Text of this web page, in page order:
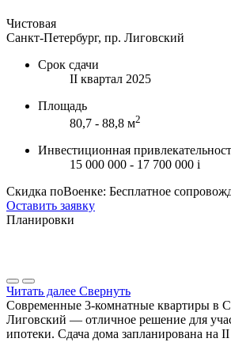
Чистовая
Санкт-Петербург, пр. Лиговский
Срок сдачи
II квартал 2025
Площадь
80,7 - 88,8 м2
Инвестиционная
15 000 000 - 17 700 000 i
Скидка поВоенке: Бесплатное
Оставить заявку
Планировки
Читать далее Свернуть
Современные 3-комнатные квартиры в
Лиговский — отличное решение для
ипотеки. Сдача дома запланирована на II